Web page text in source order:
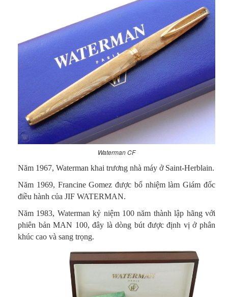
Waterman CF
Năm 1967, Waterman khai trương nhà máy ở Saint-Herblain.
Năm 1969, Francine Gomez được bổ nhiệm làm Giám đốc
điều hành của JIF WATERMAN.
Năm 1983, Waterman kỷ niệm 100 năm thành lập hãng với
phiên bản MAN 100, đây là dòng bút được định vị ở phân
khúc cao và sang trọng.